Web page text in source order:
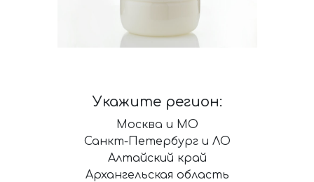
Укажите регион:
Москва и МО
Санкт-Петербург и ЛО
Алтайский край
Архангельская область